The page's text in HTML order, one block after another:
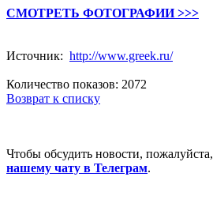
СМОТРЕТЬ ФОТОГРАФИИ >>>
Источник: http://www.greek.ru/
Количество показов: 2072
Возврат к списку
Чтобы обсудить новости, пожалуйста,
нашему чату в Телеграм.